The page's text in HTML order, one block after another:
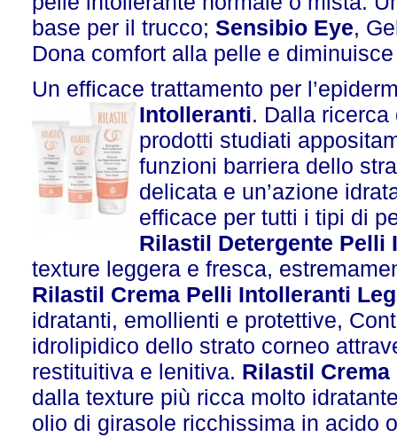
base per il trucco; Sensibio Eye,
Dona comfort alla pelle e
Un efficace trattamento per
Intolleranti. Dalla ricerca
prodotti studiati
funzioni barriera dello
delicata e un’azione
efficace per tutti i tipi di
Rilastil Detergente Pelli
texture leggera e fresca,
Rilastil Crema Pelli Intolleranti
idratanti, emollienti e protettive,
idrolipidico dello strato corneo
restituitiva e lenitiva. Rilastil
dalla texture più ricca molto
olio di girasole ricchissima in acido